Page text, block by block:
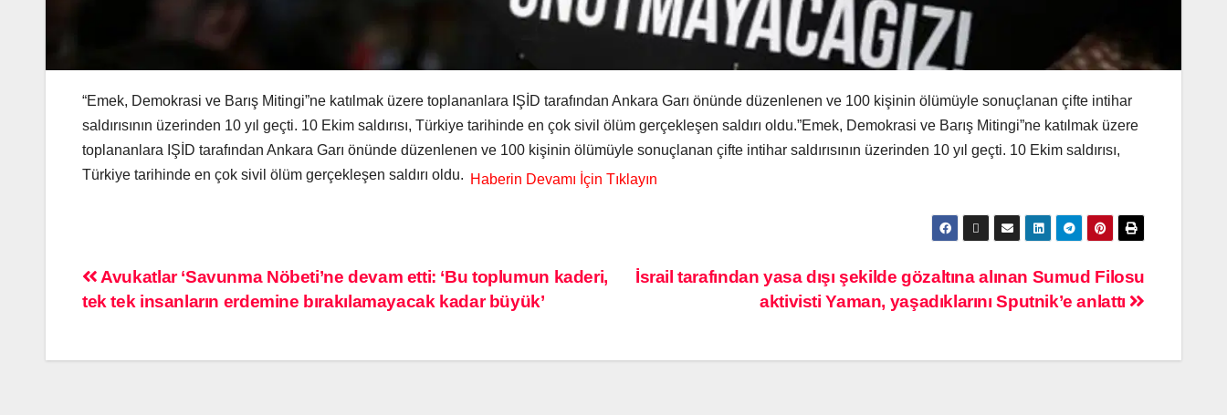
“Emek, Demokrasi ve Barış Mitingi”ne katılmak üzere toplananlara IŞİD tarafından Ankara Garı önünde düzenlenen ve 100 kişinin ölümüyle sonuçlanan çifte intihar
saldırısının üzerinden 10 yıl geçti. 10 Ekim saldırısı, Türkiye tarihinde en çok sivil ölüm gerçekleşen saldırı oldu.”Emek, Demokrasi ve Barış Mitingi”ne katılmak üzere
toplananlara IŞİD tarafından Ankara Garı önünde düzenlenen ve 100 kişinin ölümüyle sonuçlanan çifte intihar saldırısının üzerinden 10 yıl geçti. 10 Ekim saldırısı,
Türkiye tarihinde en çok sivil ölüm gerçekleşen saldırı oldu.
İsrail tarafından yasa dışı şekilde gözaltına alınan Sumud Filosu
aktivisti Yaman, yaşadıklarını Sputnik’e anlattı
Avukatlar ‘Savunma Nöbeti’ne devam etti: ‘Bu toplumun kaderi,
tek tek insanların erdemine bırakılamayacak kadar büyük’